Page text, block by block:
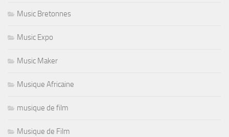
Music Bretonnes
Music Expo
Music Maker
Musique Africaine
musique de film
Musique de Film